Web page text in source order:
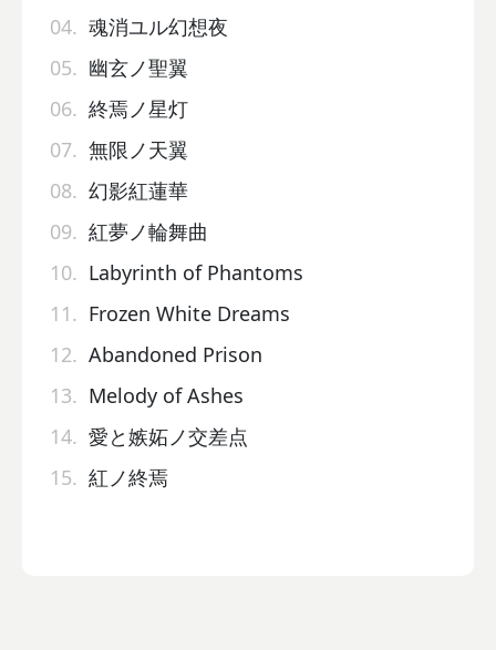
04. 魂消ユル幻想夜
05. 幽玄ノ聖翼
06. 終焉ノ星灯
07. 無限ノ天翼
08. 幻影紅蓮華
09. 紅夢ノ輪舞曲
10. Labyrinth of Phantoms
11. Frozen White Dreams
12. Abandoned Prison
13. Melody of Ashes
14. 愛と嫉妬ノ交差点
15. 紅ノ終焉